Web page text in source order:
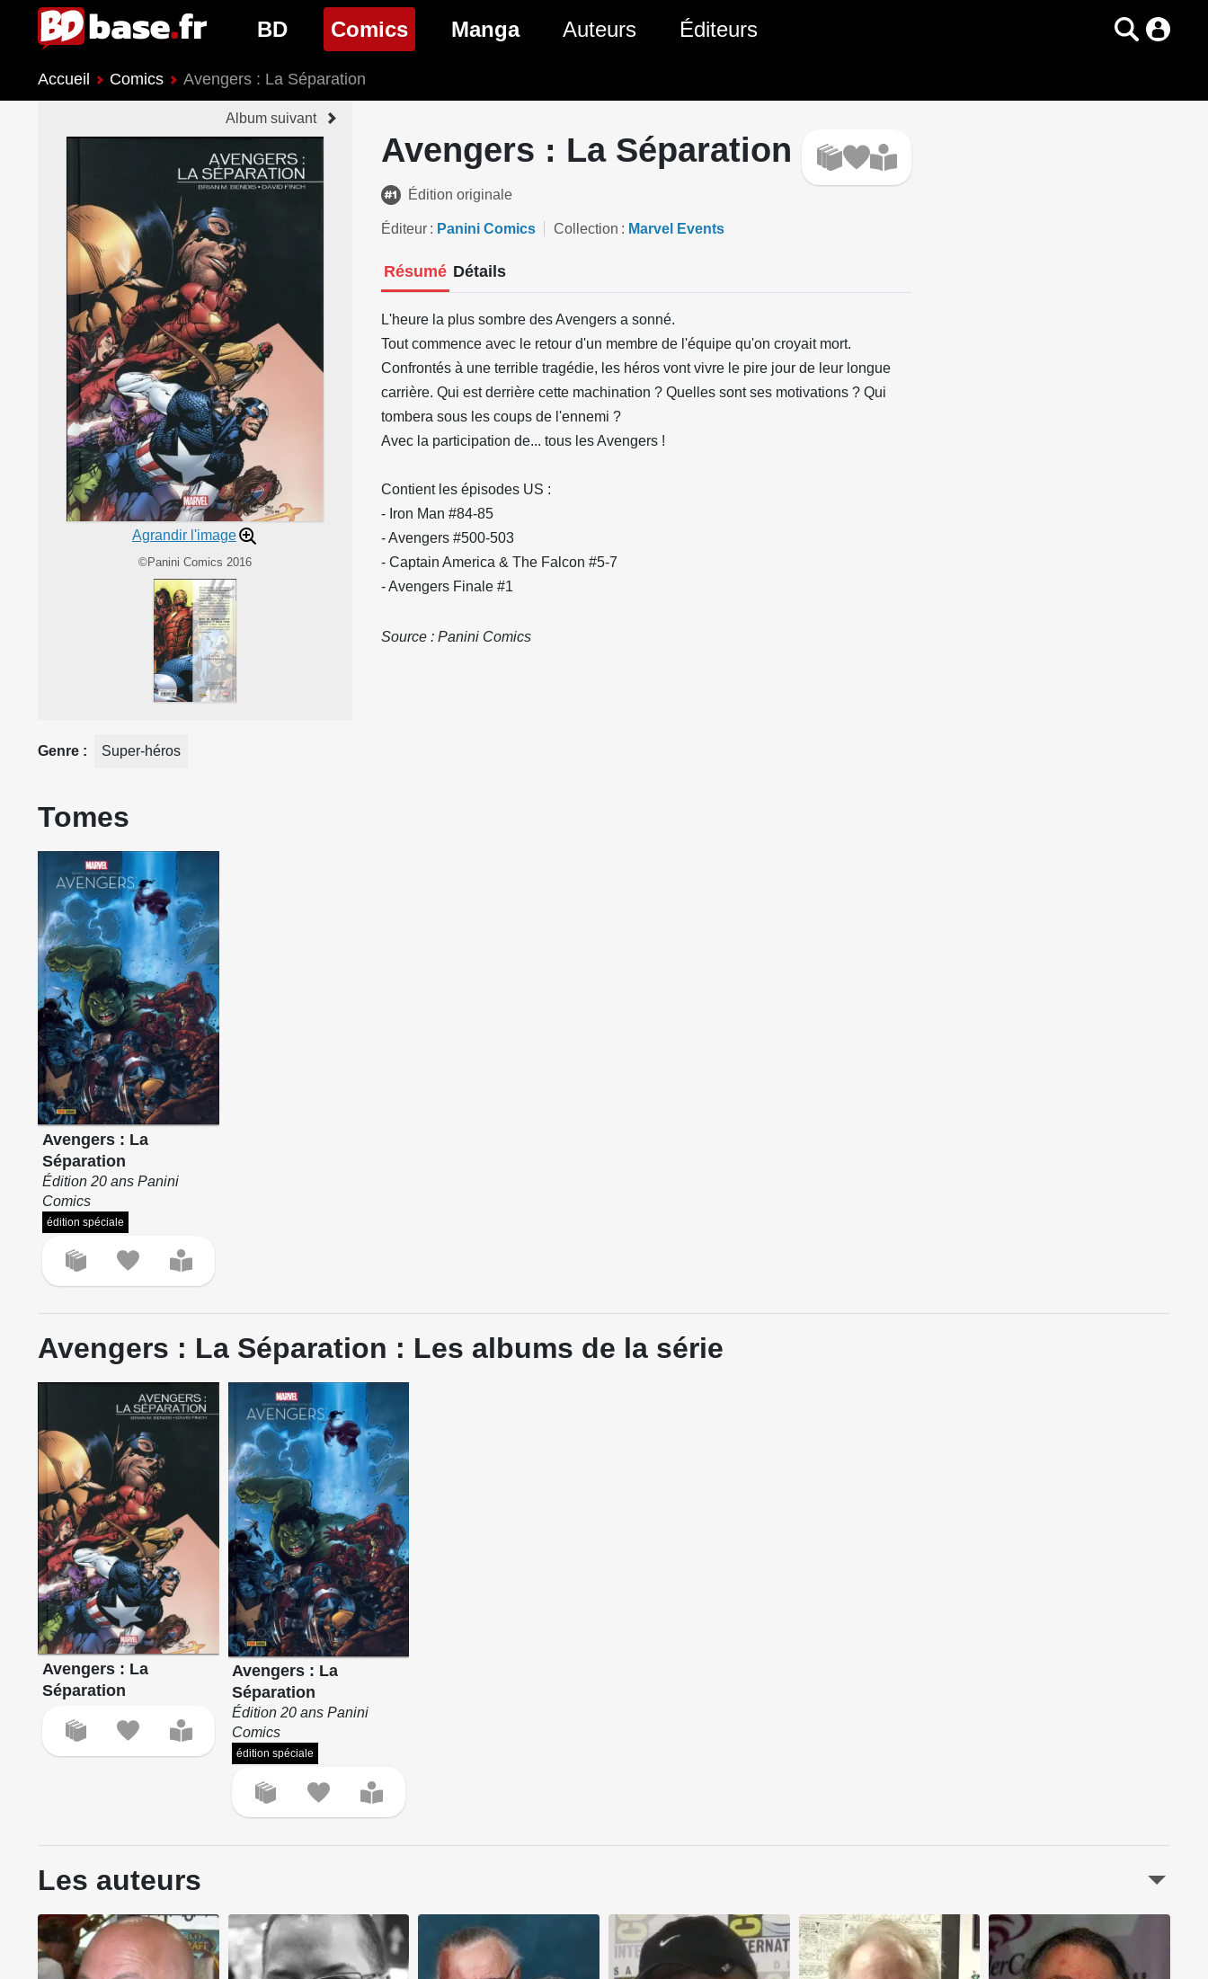
BD
Nouveautés BD
Prochaines sorties BD
Genres BD
Comics(page courante)
Nouveautés Comics
Manga
Genres Manga
Auteurs Éditeurs
Accueil Comics Avengers : La Séparation
Album suivant
Agrandir l'image
©Panini Comics 2016
Avengers : La Séparation
Édition originale
Éditeur Panini Comics Collection Marvel Events
Résumé Détails
L'heure la plus sombre des Avengers a sonné.
Tout commence avec le retour d'un membre de l'équipe qu'on croyait mort.
Confrontés à une terrible tragédie, les héros vont vivre le pire jour de leur longue
carrière. Qui est derrière cette machination ? Quelles sont ses motivations ? Qui
tombera sous les coups de l'ennemi ?
Avec la participation de... tous les Avengers !
Contient les épisodes US :
- Iron Man #84-85
- Avengers #500-503
- Captain America & The Falcon #5-7
- Avengers Finale #1
Source : Panini Comics
Genre Super-héros
Tomes
Avengers : La
Séparation
Édition 20 ans Panini
Comics
édition spéciale
Avengers : La Séparation : Les albums de la série
Avengers : La
Séparation
Avengers : La
Séparation
Édition 20 ans Panini
Comics
édition spéciale
Les auteurs